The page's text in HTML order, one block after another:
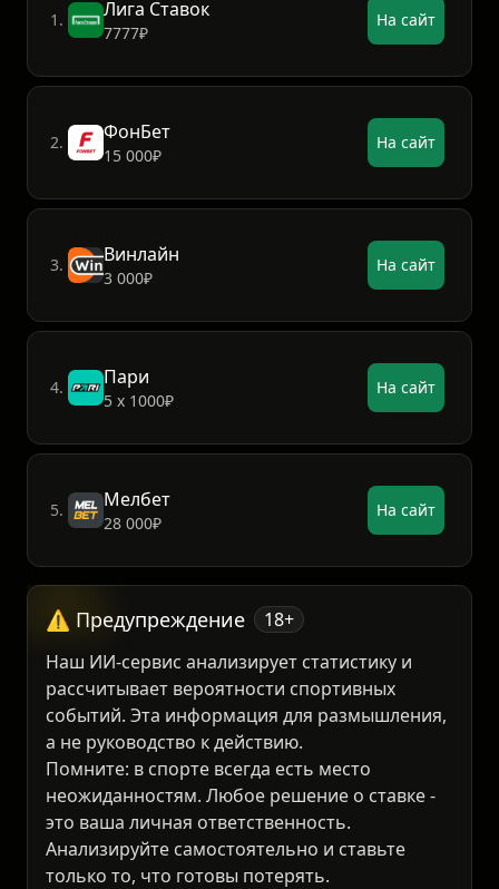
1.
7777₽
На сайт
2.
15 000₽
На сайт
3.
3 000₽
На сайт
4.
5 х 1000₽
На сайт
5. На сайт
⚠️ Предупреждение
18+
Наш ИИ-сервис анализирует статистику и
рассчитывает вероятности спортивных
событий. Эта информация для размышления,
а не руководство к действию.
Помните: в спорте всегда есть место
неожиданностям. Любое решение о ставке -
это ваша личная ответственность.